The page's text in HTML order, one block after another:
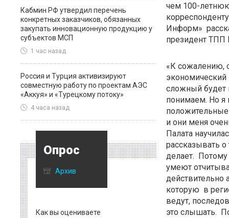
Кабмин РФ утвердил перечень
конкретных заказчиков, обязанных
закупать инновационную продукцию у
субъектов МСП
1 час назад
Россия и Турция активизируют
совместную работу по проектам АЭС
«Аккуя» и «Турецкому потоку»
4 часа назад
Опрос
Архив
Как вы оцениваете
чем 100-
Информ»
президент
«К сожалению,
сложный будет
понимаем. Но я
и они меня
Палата
рассказывать
делает.
умеют
действительно
которую в
ведут,
это слышать.